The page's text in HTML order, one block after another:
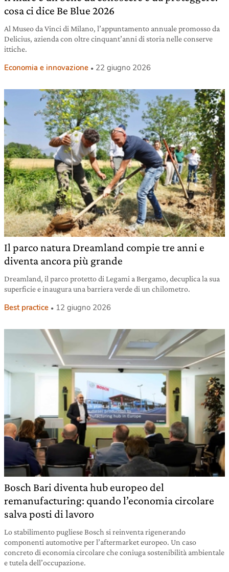
cosa ci dice Be Blue 2026
Al Museo da Vinci di Milano, l’appuntamento annuale promosso da
Delicius, azienda con oltre cinquant’anni di storia nelle conserve
ittiche.
Economia e innovazione 22 giugno 2026
Il parco natura Dreamland compie tre anni e
diventa ancora più grande
Dreamland, il parco protetto di Legami a Bergamo, decuplica la sua
superficie e inaugura una barriera verde di un chilometro.
Best practice 12 giugno 2026
Bosch Bari diventa hub europeo del
remanufacturing: quando l’economia circolare
salva posti di lavoro
Lo stabilimento pugliese Bosch si reinventa rigenerando
componenti automotive per l’aftermarket europeo. Un caso
concreto di economia circolare che coniuga sostenibilità ambientale
e tutela dell’occupazione.